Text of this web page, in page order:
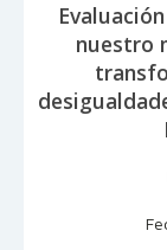
nuestro